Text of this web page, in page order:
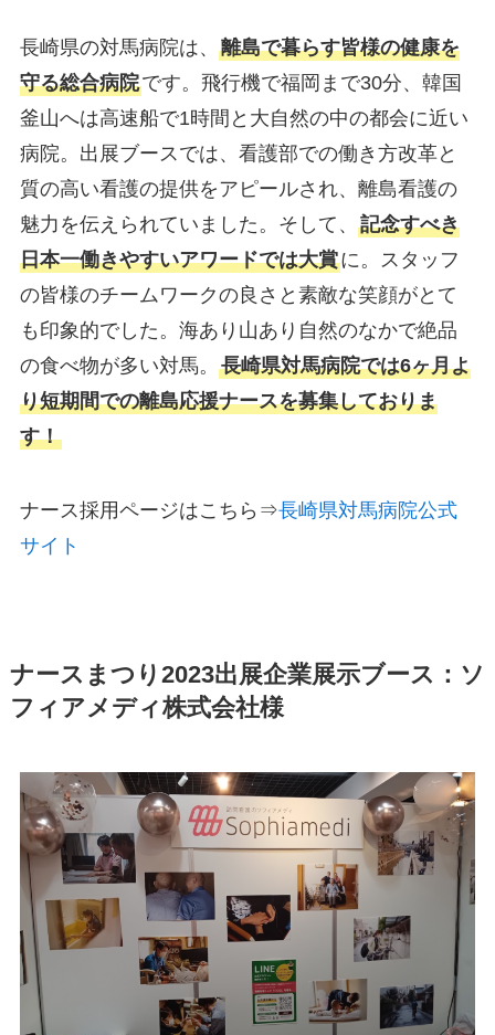
長崎県の対馬病院は、 離島で暮らす皆様の健康を
守る総合病院です。飛行機で福岡まで30分、韓国
釜山へは高速船で1時間と大自然の中の都会に近い
病院。出展ブースでは、看護部での働き方改革と
質の高い看護の提供をアピールされ、離島看護の
魅力を伝えられていました。そして、 記念すべき
日本一働きやすいアワードでは大賞に。スタッフ
の皆様のチームワークの良さと素敵な笑顔がとて
も印象的でした。海あり山あり自然のなかで絶品
の食べ物が多い対馬。 長崎県対馬病院では6ヶ月よ
り短期間での離島応援ナースを募集しておりま
す！
ナース採用ページはこちら⇒長崎県対馬病院公式
サイト
ナースまつり2023出展企業展示ブース：ソ
フィアメディ株式会社様